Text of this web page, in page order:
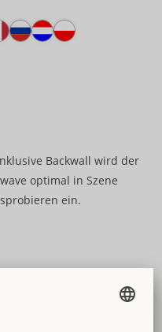
Backwall wird der
optimal in Szene
ein.